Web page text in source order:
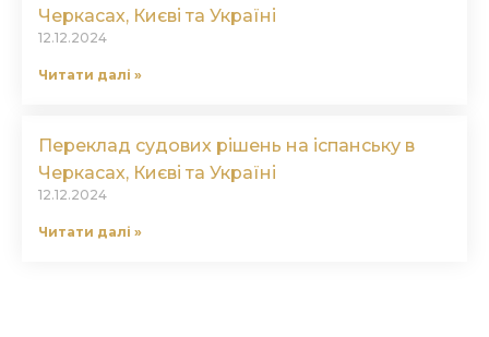
Черкасах, Києві та Україні
12.12.2024
Читати далі »
Переклад судових рішень на іспанську в
Черкасах, Києві та Україні
12.12.2024
Читати далі »